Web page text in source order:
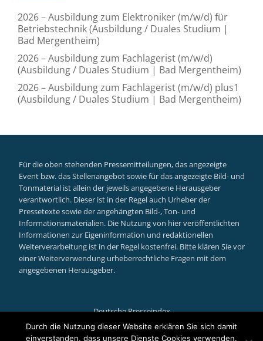
2026 – Ausbildung zum Elektroniker (m/w/d) für
Betriebstechnik (Ausbildung / Duales Studium |
Bad Mergentheim)
2026 – Ausbildung zum Fachlagerist (m/w/d)
(Ausbildung / Duales Studium | Bad Mergentheim)
2026 – Ausbildung zum Fachlagerist (m/w/d) plus1
(Ausbildung / Duales Studium | Bad Mergentheim)
Für die oben stehenden Pressemitteilungen, das angezeigte
Event bzw. das Stellenangebot sowie für das angezeigte Bild- und
Tonmaterial ist allein der jeweils angegebene Herausgeber
verantwortlich. Dieser ist in der Regel auch Urheber der
Pressetexte sowie der angehängten Bild-, Ton- und
Informationsmaterialien. Die Nutzung von hier veröffentlichten
Informationen zur Eigeninformation und redaktionellen
Weiterverarbeitung ist in der Regel kostenfrei. Bitte klären Sie vor
einer Weiterverwendung urheberrechtliche Fragen mit dem
angegebenen Herausgeber.
Deutsche Presseindex
Secondary
Durch die Nutzung dieser Website erklären Sie sich damit
einverstanden, dass unsere Dienste Cookies verwenden.